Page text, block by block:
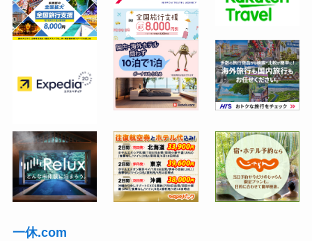
一休.com